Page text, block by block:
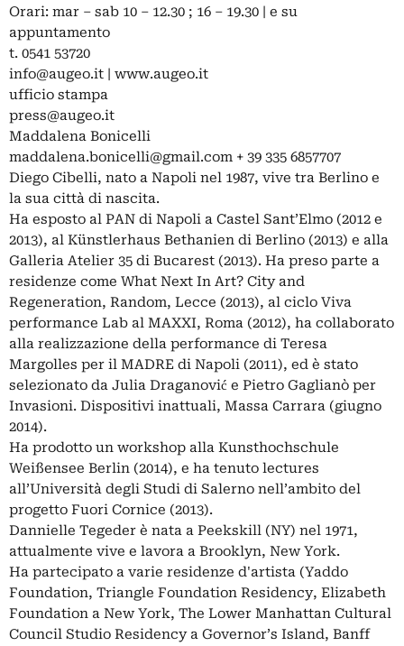
Orari: mar – sab 10 – 12.30 ; 16 – 19.30 | e su
appuntamento
t. 0541 53720
info@augeo.it | www.augeo.it
ufficio stampa
press@augeo.it
Maddalena Bonicelli
maddalena.bonicelli@gmail.com + 39 335 6857707
Diego Cibelli, nato a Napoli nel 1987, vive tra Berlino e
la sua città di nascita.
Ha esposto al PAN di Napoli a Castel Sant’Elmo (2012 e
2013), al Künstlerhaus Bethanien di Berlino (2013) e alla
Galleria Atelier 35 di Bucarest (2013). Ha preso parte a
residenze come What Next In Art? City and
Regeneration, Random, Lecce (2013), al ciclo Viva
performance Lab al MAXXI, Roma (2012), ha collaborato
alla realizzazione della performance di Teresa
Margolles per il MADRE di Napoli (2011), ed è stato
selezionato da Julia Draganović e Pietro Gaglianò per
Invasioni. Dispositivi inattuali, Massa Carrara (giugno
2014).
Ha prodotto un workshop alla Kunsthochschule
Weißensee Berlin (2014), e ha tenuto lectures
all’Università degli Studi di Salerno nell’ambito del
progetto Fuori Cornice (2013).
Dannielle Tegeder è nata a Peekskill (NY) nel 1971,
attualmente vive e lavora a Brooklyn, New York.
Ha partecipato a varie residenze d'artista (Yaddo
Foundation, Triangle Foundation Residency, Elizabeth
Foundation a New York, The Lower Manhattan Cultural
Council Studio Residency a Governor’s Island, Banff